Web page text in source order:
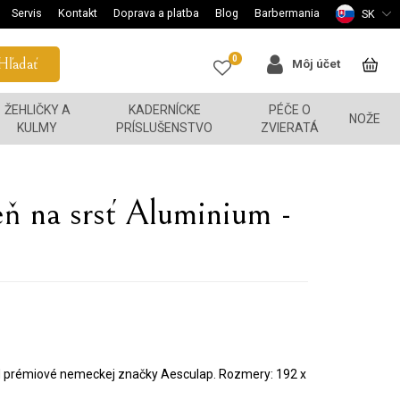
Servis Kontakt Doprava a platba Blog Barbermania SK
0 Môj účet
ŽEHLIČKY A
KULMY
KADERNÍCKE
PRÍSLUŠENSTVO
PÉČE O
ZVIERATÁ
NOŽE
na srsť Aluminium -
nemeckej značky Aesculap. Rozmery: 192 x